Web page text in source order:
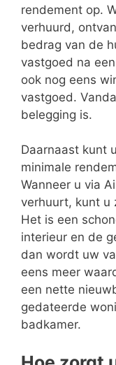
rendement op.
verhuurd,
bedrag van de
vastgoed na
ook nog eens
vastgoed.
belegging is.
Daarnaast kunt
minimale
Wanneer u via
verhuurt, kunt u
Het is een
interieur en de
dan wordt uw
eens meer
een nette
gedateerde
badkamer.